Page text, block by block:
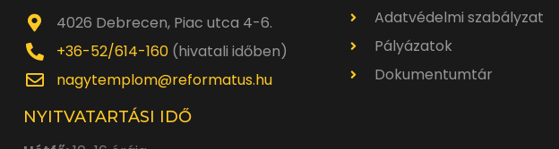
4026 Debrecen, Piac utca 4-6.
+36-52/614-160 (hivatali időben)
nagytemplom@reformatus.hu
NYITVATARTÁSI IDŐ
Adatvédelmi szabályzat
Pályázatok
Dokumentumtár